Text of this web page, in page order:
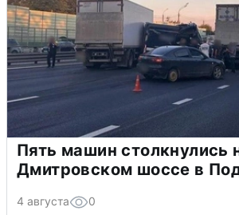
Пять машин столкнулись
Дмитровском шоссе в
4 августа 0